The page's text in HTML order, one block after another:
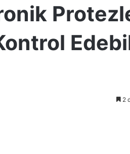
2